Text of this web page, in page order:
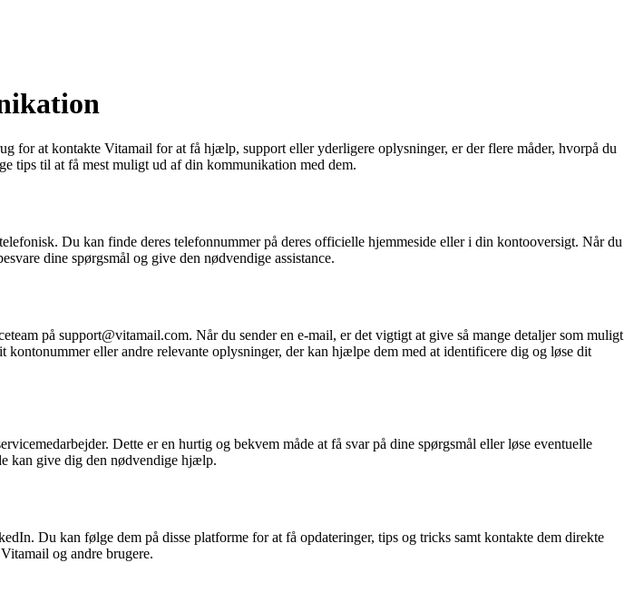
at kontakte Vitamail for at få hjælp, support eller yderligere oplysninger, er der flere måder, hvorpå du
tips til at få mest muligt ud af din kommunikation med dem.
Du kan finde deres telefonnummer på deres officielle hjemmeside eller i din kontooversigt. Når du
dine spørgsmål og give den nødvendige assistance.
på support@vitamail.com. Når du sender en e-mail, er det vigtigt at give så mange detaljer som muligt
eller andre relevante oplysninger, der kan hjælpe dem med at identificere dig og løse dit
Dette er en hurtig og bekvem måde at få svar på dine spørgsmål eller løse eventuelle
kan give dig den nødvendige hjælp.
Du kan følge dem på disse platforme for at få opdateringer, tips og tricks samt kontakte dem direkte
og andre brugere.